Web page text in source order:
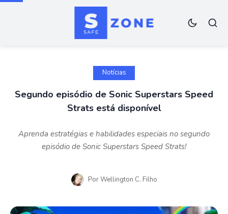
Notícias
Segundo episódio de Sonic Superstars Speed
Strats está disponível
Aprenda estratégias e habilidades especiais no segundo
episódio de Sonic Superstars Speed Strats!
PorWellington C. Filho